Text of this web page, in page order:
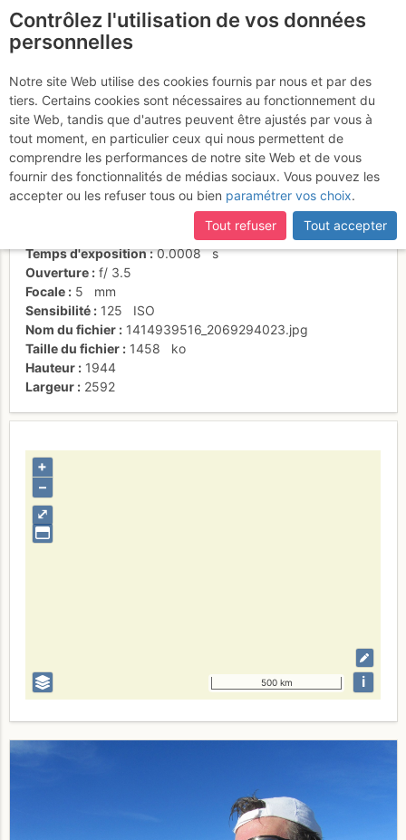
certaines pages ne sont plus accessibles, manquantes ou
incomplètes, déconnectez-vous puis reconnectez-vous à votre
compte sur le site.
Selfy
Activités
Date/heure
1 nov. 2014 12:16
Contributeur
moro massimo
individuel (CC by-nc-nd)
Canon PowerShot SX210 IS
Temps d'exposition
0.0008 s
Ouverture
f/ 3.5
Focale
5
mm
Sensibilité
125
ISO
Nom du fichier
1414939516_2069294023.jpg
Taille du fichier
1458
ko
Hauteur
1944
Largeur
2592
⤢
+
–
500 km i
Contrôlez l'utilisation de vos données
personnelles
Notre site Web utilise des cookies fournis par nous et par des
tiers. Certains cookies sont nécessaires au fonctionnement du
site Web, tandis que d'autres peuvent être ajustés par vous à
tout moment, en particulier ceux qui nous permettent de
comprendre les performances de notre site Web et de vous
fournir des fonctionnalités de médias sociaux. Vous pouvez les
accepter ou les refuser tous ou bien paramétrer vos choix.
Tout refuser
Tout accepter